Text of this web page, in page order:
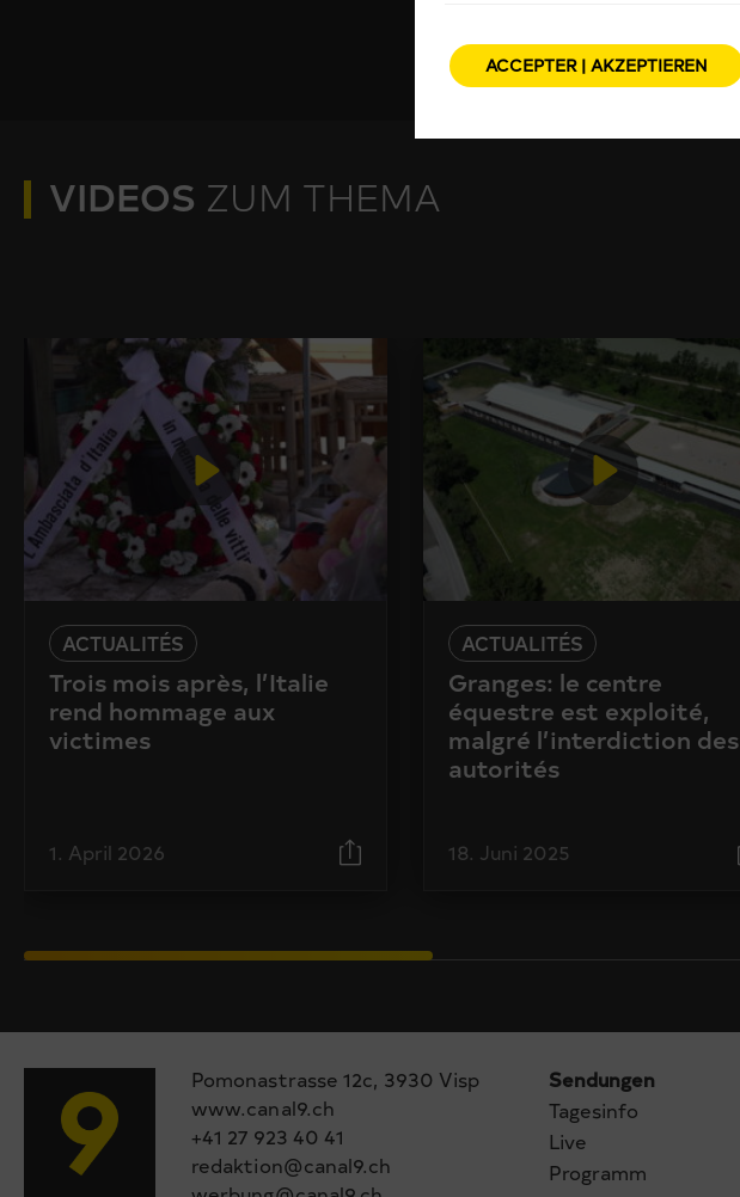
VIDEOS ZUM THEMA
ACTUALITÉS
Trois mois après, l’Italie
rend hommage aux
victimes
1. April 2026
ACTUALITÉS
Granges: le centre
équestre est exploité,
malgré l’interdiction des
autorités
18. Juni 2025
Pomonastrasse 12c, 3930 Visp
www.canal9.ch
+41 27 923 40 41
redaktion@canal9.ch
Sendungen
Tagesinfo
Live
Programm
ACCEPTER | AKZEPTIEREN